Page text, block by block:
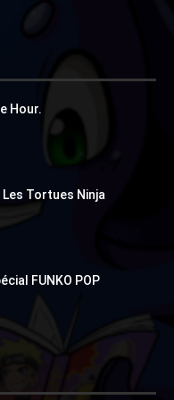
Hour.
Tortues Ninja
FUNKO POP